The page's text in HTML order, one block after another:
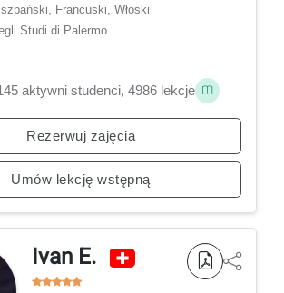
Francuski, Włoski
Studi di Palermo
aktywni studenci, 4986 lekcje
Rezerwuj zajęcia
Umów lekcję wstępną
Ivan E.